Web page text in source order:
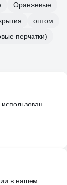
Оранжевые
оптом
перчатки)
в нашем